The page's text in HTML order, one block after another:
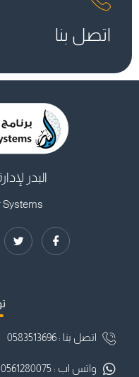
اتصل بنا
البدر
Systems
اتصل بنا : ⁦0583513696
واتس اب : 0561280075